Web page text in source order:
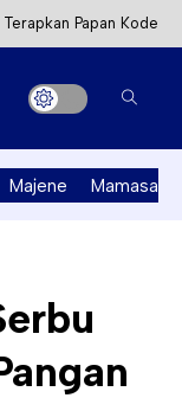
Papan Kode
Desa Lotang Salo
Tapalang
ke Kalimantan
Aplikasi SAPO
APPK Mamuju
Emas Ilegal
Majene Mamasa